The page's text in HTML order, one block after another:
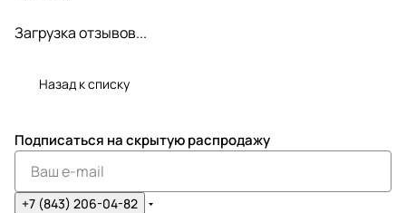
Загрузка отзывов...
Назад к списку
Подписаться на скрытую распродажу
+7 (843) 206-04-82